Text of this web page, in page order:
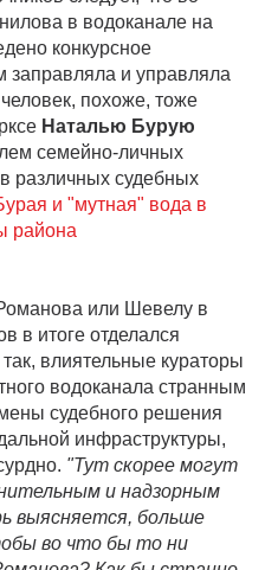
в водоканале на
конкурсное
заправляла и управляла
похоже, тоже
Наталью Бурую
семейно-личных
различных судебных
и "мутная" вода в
района
или Шевелу в
в итоге отделался
влиятельные кураторы
водоканала странным
судебного решения
инфраструктуры,
"Тут скорее могут
и надзорным
выясняется, больше
во что бы то ни